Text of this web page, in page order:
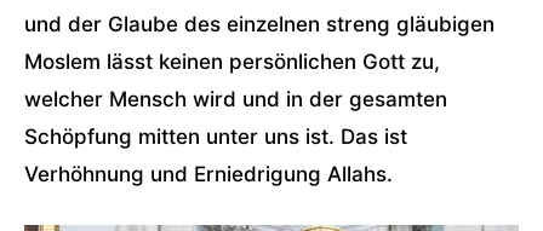
und der Glaube des einzelnen streng gläubigen
Moslem lässt keinen persönlichen Gott zu,
welcher Mensch wird und in der gesamten
Schöpfung mitten unter uns ist. Das ist
Verhöhnung und Erniedrigung Allahs.